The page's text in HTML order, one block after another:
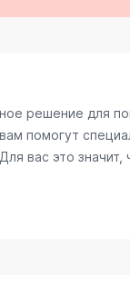
решение для
помогут
вас это